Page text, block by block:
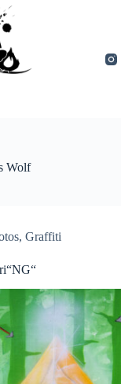
Wolf
, Graffiti